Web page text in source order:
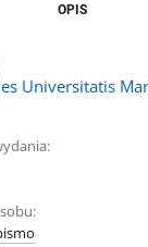
OPIS
Universitatis